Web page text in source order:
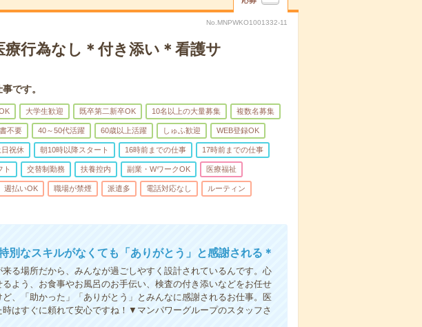
No.MNPWKO1001332-11
行為なし＊付き添い＊看護サ
です。
大学生歓迎 既卒第二新卒OK 10名以上の大量募集 複数名募集
不要 40～50代活躍 60歳以上活躍 しゅふ歓迎 WEB登録OK
日祝休 朝10時以降スタート 16時前までの仕事 17時前までの仕事
ト 交替制勤務 扶養控内 副業・WワークOK 医療福祉
週払いOK 職場が禁煙 派遣多 電話対応なし ルーティン
別なスキルがなくても「ありがとう」と感謝される＊
る場所だから、みんなが過ごしやすく設計されているんです。心
よう、お食事やお風呂のお手伝い、検査の付き添いなどをお任せ
、「助かった」「ありがとう」とみんなに感謝されるお仕事。医
はすぐに頼れて安心ですね！▼マンパワーグループのスタッフさ